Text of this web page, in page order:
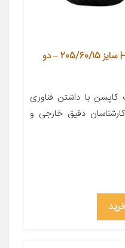
لاستیک خودرو کاپسن مدل H202 سایز 205/60/15 – دو
با داشتن فناوری
دقیق خارجی و